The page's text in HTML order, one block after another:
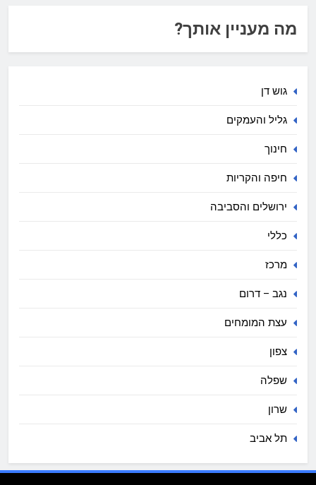
מה מעניין אותך?
גוש דן
גליל והעמקים
חינוך
חיפה והקריות
ירושלים והסביבה
כללי
מרכז
נגב – דרום
עצת המומחים
צפון
שפלה
שרון
תל אביב